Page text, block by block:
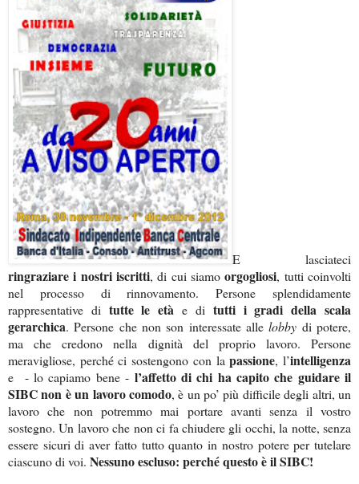
E lasciateci
ringraziare i nostri iscritti, di cui siamoorgogliosi, tutti coinvolti
nel processo di rinnovamento. Persone splendidamente
rappresentative ditutte le etàe di tutti i gradi della scala
gerarchica. Persone che non son interessate allelobby di potere,
ma che credono nella dignità del proprio lavoro. Persone
meravigliose, perché ci sostengono con lapassione, l’intelligenza
e - lo capiamo bene - l’affetto di chi ha capito che guidare il
SIBC non è un lavoro comodo, è un po’ più difficile degli altri, un
lavoro che non potremmo mai portare avanti senza il vostro
sostegno. Un lavoro che non ci fa chiudere gli occhi, la notte, senza
essere sicuri di aver fatto tutto quanto in nostro potere per tutelare
ciascuno di voi. Nessuno escluso: perché questo è il SIBC!